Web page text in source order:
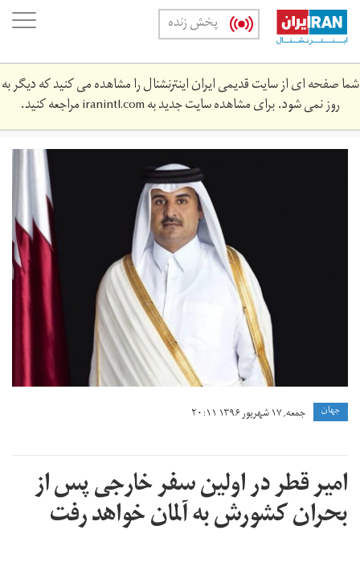
Skip
main
content
پخش زنده
شما صفحه ای از سایت قدیمی ایران اینترنشنال را مشاهده می کنید که دیگر به
روز نمی شود. برای مشاهده سایت جدید بهiranintl.comمراجعه کنید.
5_2.jpg
جهان جمعه, ۱۷ شهریور ۱۳۹۶ ۲۰:۱۱
امیر قطر در اولین سفر خارجی پس از
بحران کشورش به آلمان خواهد رفت